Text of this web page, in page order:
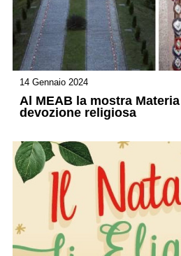
14 Gennaio 2024
Al MEAB la mostra
devozione religiosa